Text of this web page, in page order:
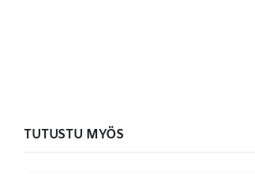
TUTUSTU MYÖS